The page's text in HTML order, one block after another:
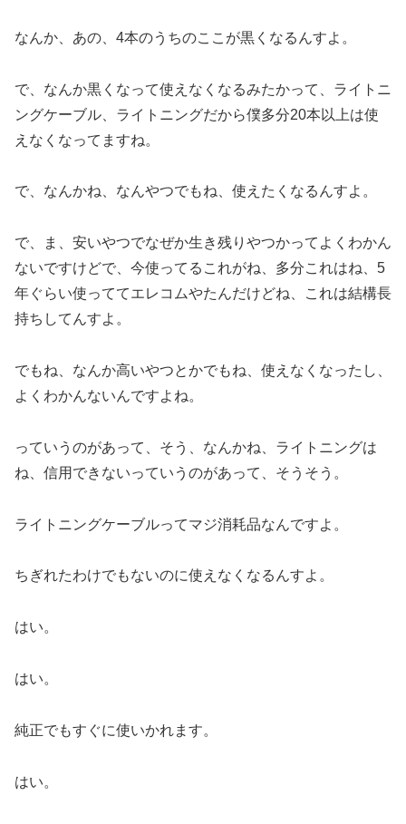
なんか、あの、4本のうちのここが黒くなるんすよ。
で、なんか黒くなって使えなくなるみたかって、ライトニ
ングケーブル、ライトニングだから僕多分20本以上は使
えなくなってますね。
で、なんかね、なんやつでもね、使えたくなるんすよ。
で、ま、安いやつでなぜか生き残りやつかってよくわかん
ないですけどで、今使ってるこれがね、多分これはね、5
年ぐらい使っててエレコムやたんだけどね、これは結構長
持ちしてんすよ。
でもね、なんか高いやつとかでもね、使えなくなったし、
よくわかんないんですよね。
っていうのがあって、そう、なんかね、ライトニングは
ね、信用できないっていうのがあって、そうそう。
ライトニングケーブルってマジ消耗品なんですよ。
ちぎれたわけでもないのに使えなくなるんすよ。
はい。
はい。
純正でもすぐに使いかれます。
はい。